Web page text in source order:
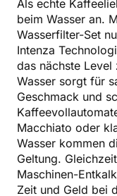
Als echte
beim Wasser an.
Wasserfilter-Set
Intenza
das nächste Level
Wasser sorgt für
Geschmack und
Macchiato oder
Wasser kommen
Geltung.
Maschinen-
Zeit und Geld bei